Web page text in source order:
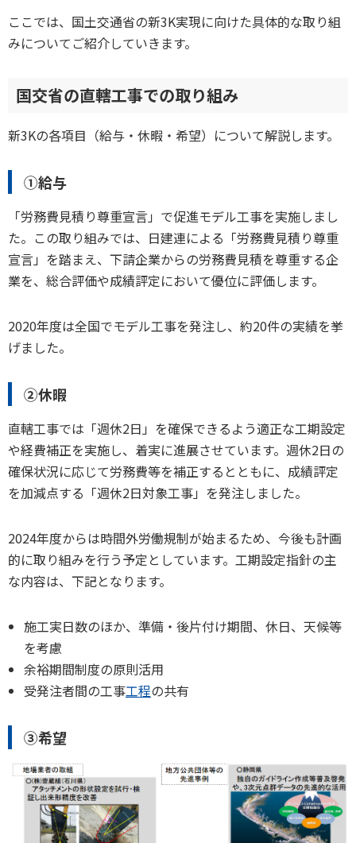
ここでは、国土交通省の新3K実現に向けた具体的な取り組
みについてご紹介していきます。
国交省の直轄工事での取り組み
新3Kの各項目（給与・休暇・希望）について解説します。
①給与
「労務費見積り尊重宣言」で促進モデル工事を実施しまし
た。この取り組みでは、日建連による「労務費見積り尊重
宣言」を踏まえ、下請企業からの労務費見積を尊重する企
業を、総合評価や成績評定において優位に評価します。
2020年度は全国でモデル工事を発注し、約20件の実績を挙
げました。
②休暇
直轄工事では「週休2日」を確保できるよう適正な工期設定
や経費補正を実施し、着実に進展させています。週休2日の
確保状況に応じて労務費等を補正するとともに、成績評定
を加減点する「週休2日対象工事」を発注しました。
2024年度からは時間外労働規制が始まるため、今後も計画
的に取り組みを行う予定としています。工期設定指針の主
な内容は、下記となります。
施工実日数のほか、準備・後片付け期間、休日、天候等
を考慮
余裕期間制度の原則活用
受発注者間の工事工程の共有
③希望